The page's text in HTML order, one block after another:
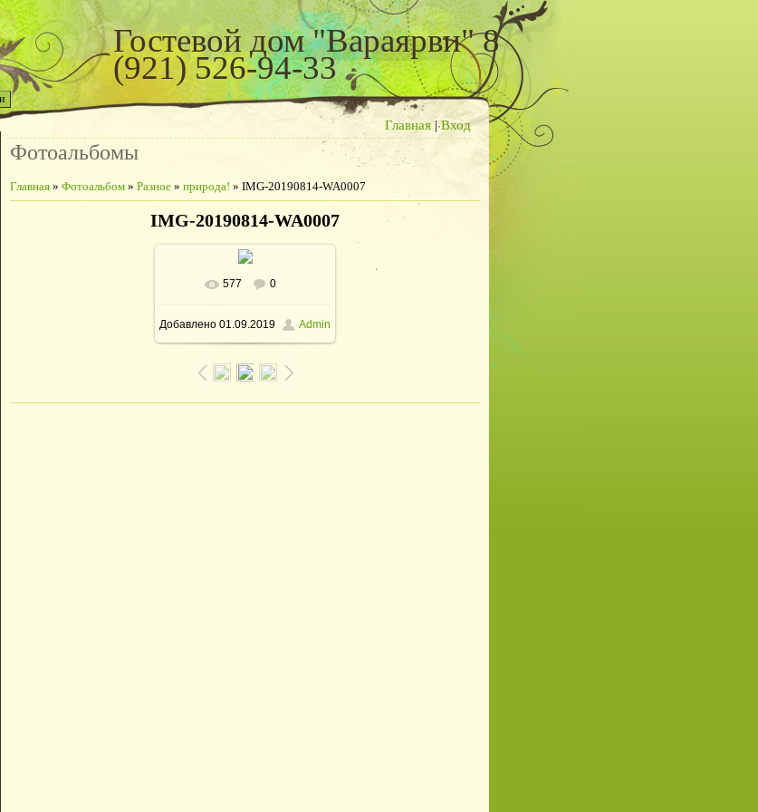
Гостевой дом "Вараярви" 8
(921) 526-94-33
Главная |Вход
Фотоальбомы
Главная » Фотоальбом » Разное » природа! » IMG-20190814-WA0007
IMG-20190814-WA0007
В реальном размере
960x1280/ 196.8Kb
577 0
Добавлено 01.09.2019 Admin